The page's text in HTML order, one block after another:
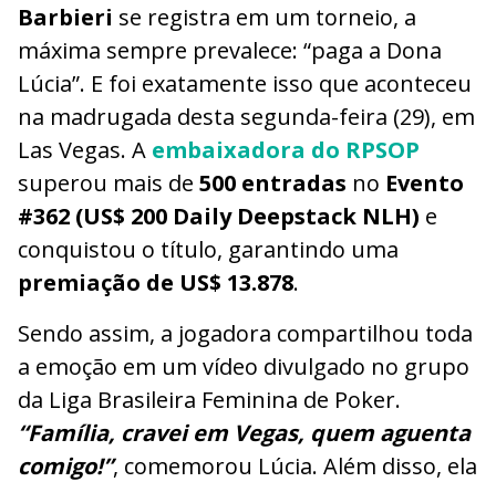
Barbieri se registra em um torneio, a
máxima sempre prevalece: “paga a Dona
Lúcia”. E foi exatamente isso que aconteceu
na madrugada desta segunda-feira (29), em
Las Vegas. A embaixadora do RPSOP
superou mais de 500 entradas no Evento
#362 (US$ 200 Daily Deepstack NLH) e
conquistou o título, garantindo uma
premiação de US$ 13.878.
Sendo assim, a jogadora compartilhou toda
a emoção em um vídeo divulgado no grupo
da Liga Brasileira Feminina de Poker.
“Família, cravei em Vegas, quem aguenta
comigo!”, comemorou Lúcia. Além disso, ela